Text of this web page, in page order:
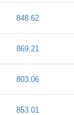
848.62
869.21
803.06
853.01